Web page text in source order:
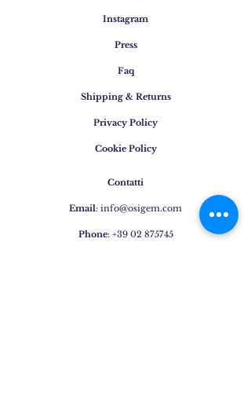
Instagram
Press
Faq
Shipping & Returns
Privacy Policy
Cookie Policy
Contatti
Email: info@osigem.com
Phone: +39 02 875745